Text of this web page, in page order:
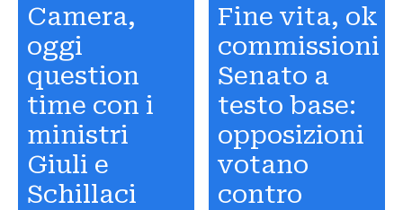
Camera,
oggi
question
time con i
ministri
Giuli e
Schillaci
Fine vita, ok
commissioni
Senato a
testo base:
opposizioni
votano
contro